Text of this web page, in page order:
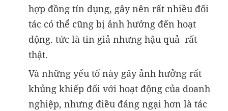
hợp đồng tín dụng, gây nên rất nhiều đối
tác có thể cũng bị ảnh hưởng đến hoạt
động. tức là tin giả nhưng hậu quả rất
thật.
Và những yếu tố này gây ảnh hưởng rất
khủng khiếp đối với hoạt động của doanh
nghiệp, nhưng điều đáng ngại hơn là tác